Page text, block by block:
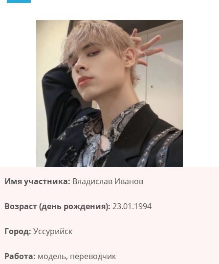
Имя участника: Владислав Иванов
Возраст (день рождения): 23.01.1994
Город: Уссурийск
Работа: модель, переводчик